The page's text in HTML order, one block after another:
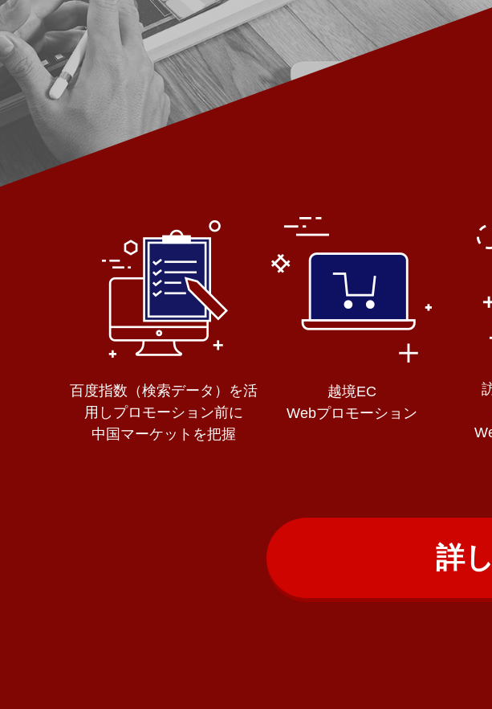
百度指数（検索データ）を活
用しプロモーション前に
中国マーケットを把握
越境EC
Webプロモーション
詳